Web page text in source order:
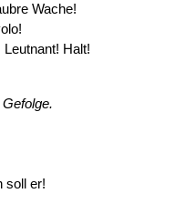
Wache!
Halt!
soll er!